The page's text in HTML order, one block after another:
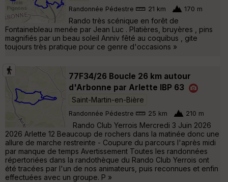
Randonnée Pédestre 21 km 170 m
Rando très scénique en forêt de
Fontainebleau menée par Jean Luc . Platières, bruyères , pins
magnifiés par un beau soleil Anniv fêté au coquibus , gite
toujours très pratique pour ce genre d'occasions »
77F34/26 Boucle 26 km autour
d'Arbonne par Arlette IBP 63
Saint-Martin-en-Bière
Randonnée Pédestre 25 km 210 m
Rando Club Yerrois Mercredi 3 Juin 2026
2026 Arlette 12 Beaucoup de rochers dans la matinée donc une
allure de marche restreinte - Coupure du parcours l'après midi
par manque de temps Avertissement Toutes les randonnées
répertoriées dans la randothèque du Rando Club Yerrois ont
été tracées par l'un de nos animateurs, puis reconnues et enfin
effectuées avec un groupe. P »